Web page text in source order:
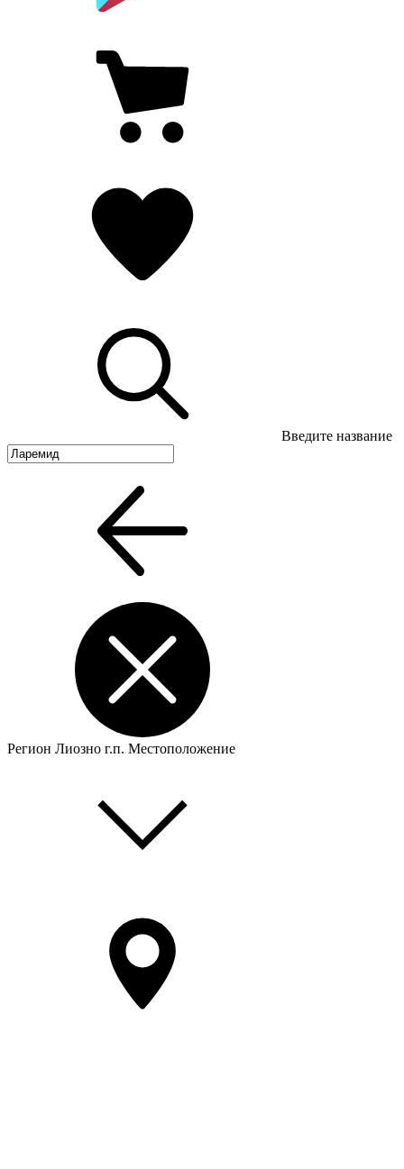
Введите название
Регион Лиозно г.п. Местоположение